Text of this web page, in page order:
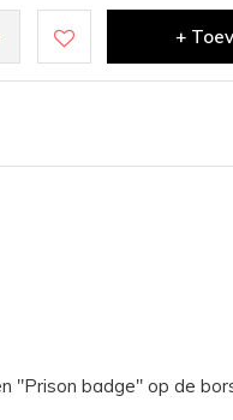
+
"Prison badge" op de